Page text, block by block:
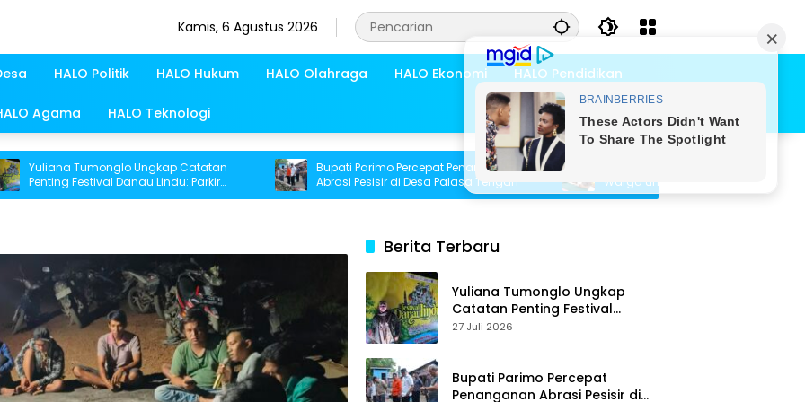
Kamis, 6 Agustus 2026
HALO Politik HALO Hukum HALO Olahraga HALO Ekonomi HALO Pendidikan
Agama HALO Teknologi
Tumonglo Ungkap Catatan
Festival Danau Lindu: Parkir
Toilet Harus Jadi Prioritas
Bupati Parimo Percepat Penanganan
Abrasi Pesisir di Desa Palasa Tengah
Pemdes Bambasiang Tampung Usulan
Warga untuk Penyusunan RKPDes 2027
Berita Terbaru
Yuliana Tumonglo Ungkap
Catatan Penting Festival
Danau Lindu: Parkir hingga
27 Juli 2026
Bupati Parimo Percepat
Penanganan Abrasi Pesisir di